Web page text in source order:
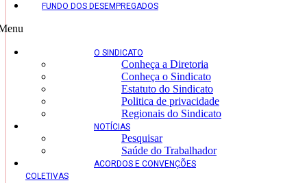
FUNDO DOS DESEMPREGADOS
O SINDICATO
Conheça a Diretoria
Conheça o Sindicato
Estatuto do Sindicato
Politica de privacidade
Regionais do Sindicato
NOTÍCIAS
Pesquisar
Saúde do Trabalhador
ACORDOS E CONVENÇÕES
COLETIVAS